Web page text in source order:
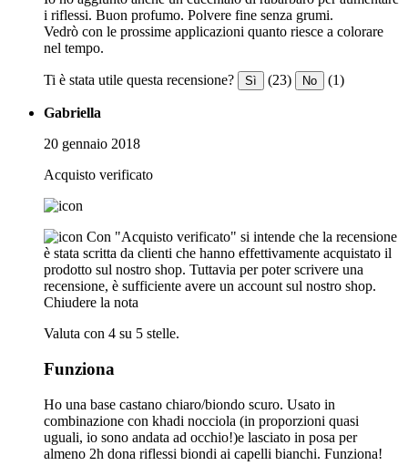
i riflessi. Buon profumo. Polvere fine senza grumi.
Vedrò con le prossime applicazioni quanto riesce a colorare
nel tempo.
Ti è stata utile questa recensione? Sì (23) No (1)
Gabriella
20 gennaio 2018
Acquisto verificato
Con "Acquisto verificato" si intende che la recensione
è stata scritta da clienti che hanno effettivamente acquistato il
prodotto sul nostro shop. Tuttavia per poter scrivere una
recensione, è sufficiente avere un account sul nostro shop.
Chiudere la nota
Valuta con 4 su 5 stelle.
Funziona
Ho una base castano chiaro/biondo scuro. Usato in
combinazione con khadi nocciola (in proporzioni quasi
uguali, io sono andata ad occhio!)e lasciato in posa per
almeno 2h dona riflessi biondi ai capelli bianchi. Funziona!